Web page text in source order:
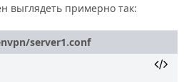
выглядеть примерно так:
server1.conf